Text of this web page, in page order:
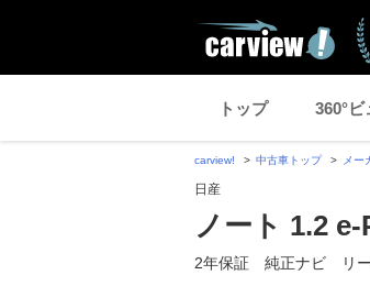
トップ 360°ビ
carview! 中古車トップ メー
日産
ノート 1.2
2年保証 純正ナビ リー